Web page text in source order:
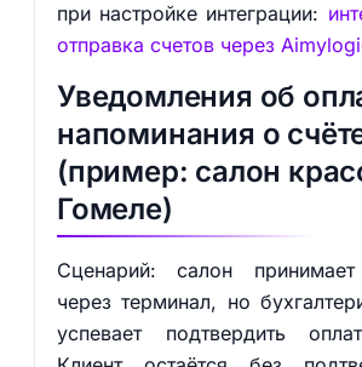
при настройке интеграции:
отправка счетов через
Уведомления об
напоминания о
(пример: салон
Гомеле)
Сценарий: салон принимает
через терминал, но
успевает подтвердить